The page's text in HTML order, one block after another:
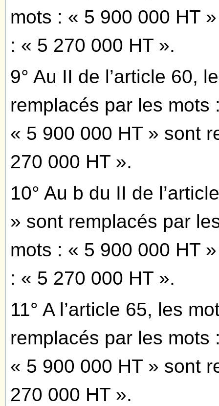
mots : « 5 900 000 HT
: « 5 270 000 HT ».
9° Au II de l’article 60,
remplacés par les mots
« 5 900 000 HT » sont
270 000 HT ».
10° Au b du II de
» sont remplacés par
mots : « 5 900 000 HT
: « 5 270 000 HT ».
11° A l’article 65, les
remplacés par les mots
« 5 900 000 HT » sont
270 000 HT ».